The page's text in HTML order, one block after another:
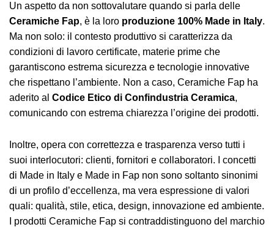
Un aspetto da non sottovalutare quando si parla delle
Ceramiche Fap, è la loro produzione 100% Made in Italy.
Ma non solo: il contesto produttivo si caratterizza da
condizioni di lavoro certificate, materie prime che
garantiscono estrema sicurezza e tecnologie innovative
che rispettano l’ambiente. Non a caso, Ceramiche Fap ha
aderito al Codice Etico di Confindustria Ceramica,
comunicando con estrema chiarezza l’origine dei prodotti.
Inoltre, opera con correttezza e trasparenza verso tutti i
suoi interlocutori: clienti, fornitori e collaboratori. I concetti
di Made in Italy e Made in Fap non sono soltanto sinonimi
di un profilo d’eccellenza, ma vera espressione di valori
quali: qualità, stile, etica, design, innovazione ed ambiente.
I prodotti Ceramiche Fap si contraddistinguono del marchio